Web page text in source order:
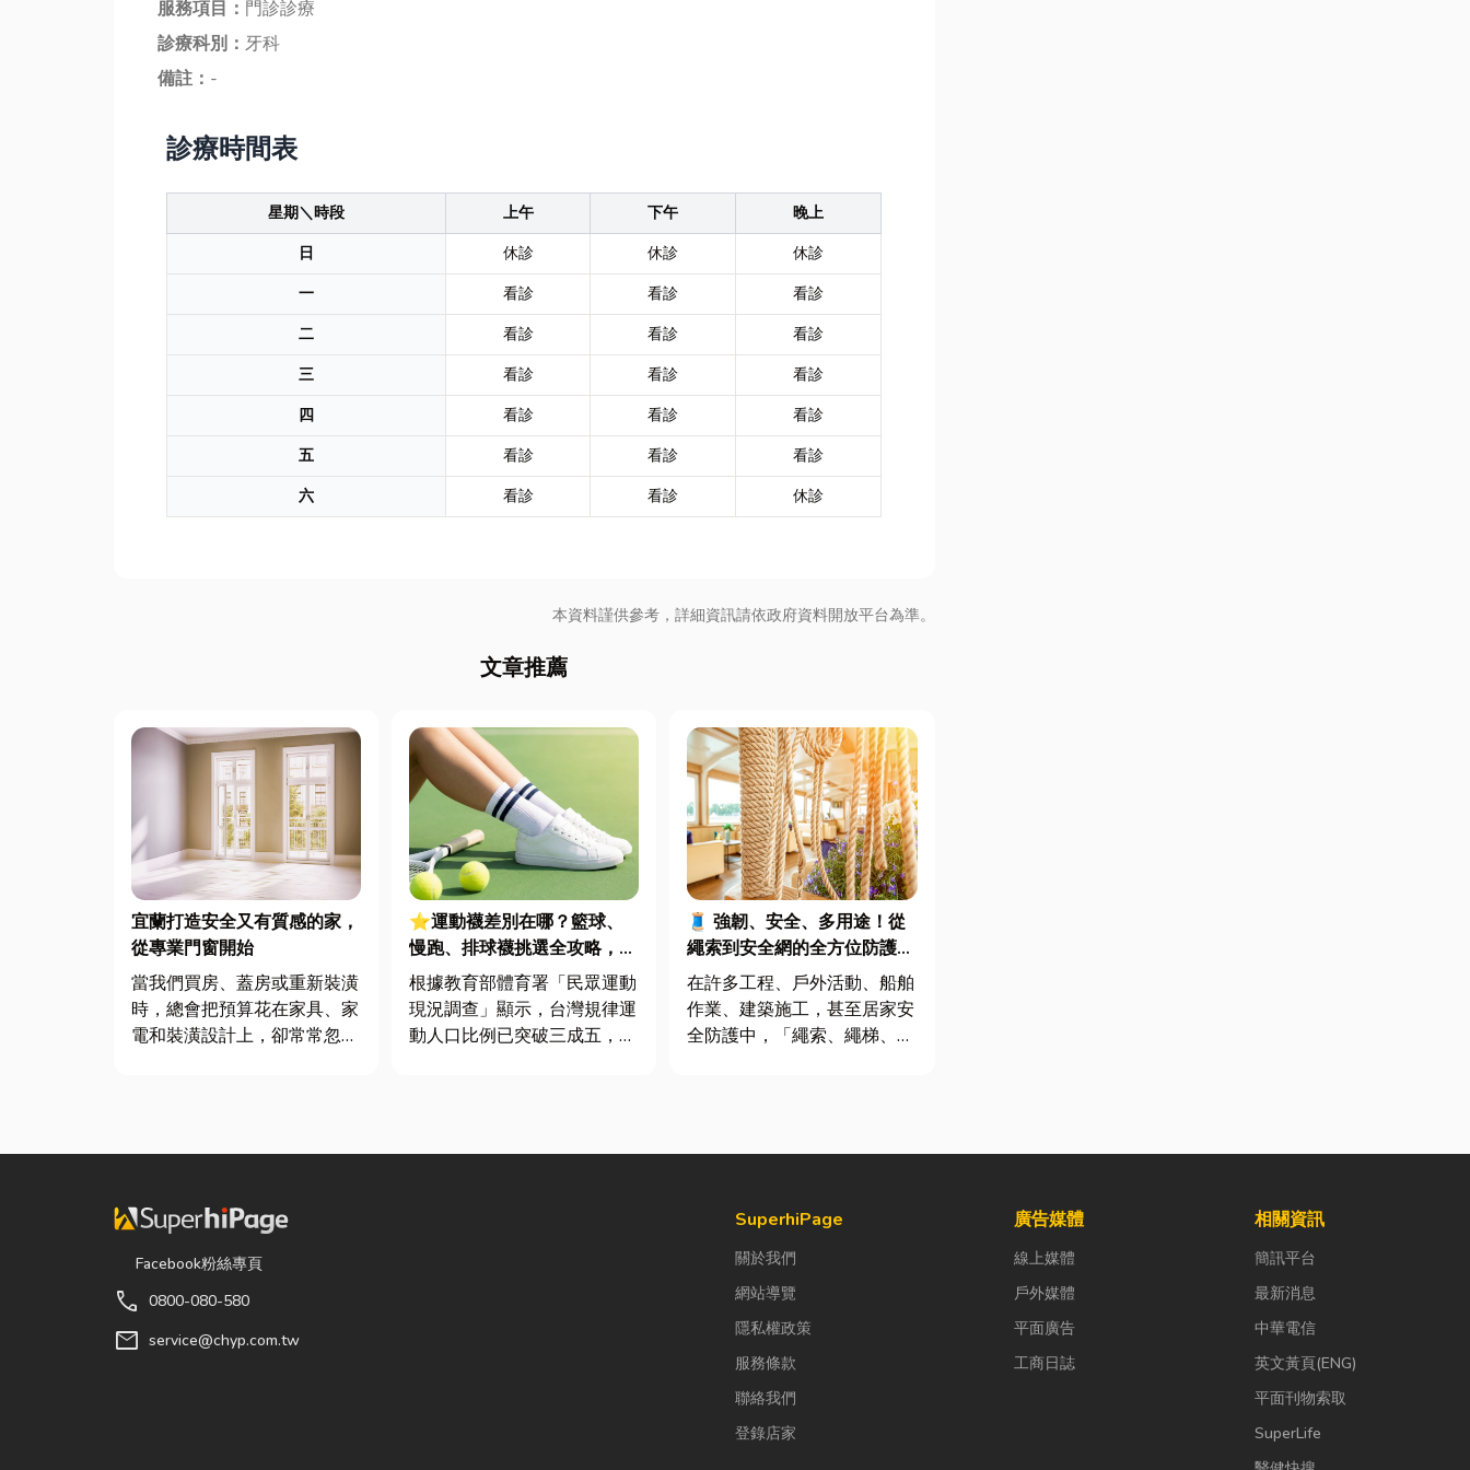
服務項目： 門診診療
診療科別： 牙科
備註： -
診療時間表
星期＼時段 上午 下午
晚上
日
休診 休診
休診
一
看診 看診
看診
二
看診 看診
看診
三
看診 看診
看診
四
看診 看診
看診
五
看診 看診
看診
六
看診 看診 休診
本資料謹供參考，詳細資訊請依政府資料開放平台為準。
文章推薦
宜蘭打造安全又有質感的家，
從專業門窗開始
當我們買房、蓋房或重新裝潢
時，總會把預算花在家具、家
電和裝潢設計上，卻常常忽略
打...
⭐運動襪差別在哪？籃球、
慢跑、排球襪挑選全攻略，穿
對了運動不傷腳！
根據教育部體育署「民眾運動
現況調查」顯示，台灣規律運
動人口比例已突破三成五，其
🧵 強韌、安全、多用途！從
繩索到安全網的全方位防護應
用指南
在許多工程、戶外活動、船舶
作業、建築施工，甚至居家安
全防護中，「繩索、繩梯、安
具備高強...
Facebook粉絲專頁
call 0800-080-580
mail service@chyp.com.tw
SuperhiPage
關於我們
網站導覽
隱私權政策
服務條款
聯絡我們
登錄店家
廣告媒體
線上媒體
戶外媒體
平面廣告
工商日誌
相關資訊
簡訊平台
最新消息
中華電信
英文黃頁(ENG)
平面刊物索取
SuperLife